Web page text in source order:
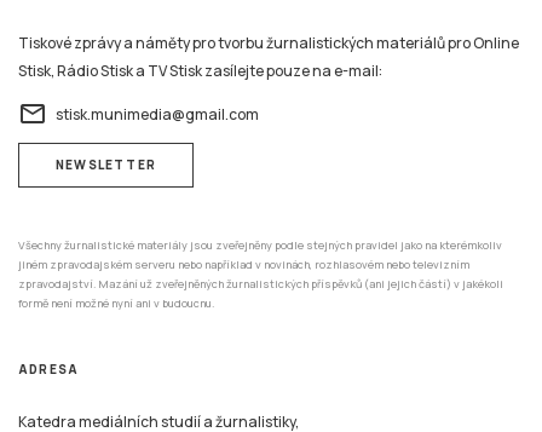
Tiskové zprávy a náměty pro tvorbu žurnalistických materiálů pro Online
Stisk, Rádio Stisk a TV Stisk zasílejte pouze na e-mail:
email stisk.munimedia@gmail.com
NEWSLETTER
Všechny žurnalistické materiály jsou zveřejněny podle stejných pravidel jako na kterémkoliv
jiném zpravodajském serveru nebo například v novinách, rozhlasovém nebo televizním
zpravodajství. Mazání už zveřejněných žurnalistických příspěvků (ani jejich částí) v jakékoli
formě není možné nyní ani v budoucnu.
ADRESA
Katedra mediálních studií a žurnalistiky,